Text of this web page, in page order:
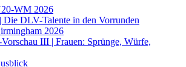
WM 2026
Die DLV-Talente in den Vorrunden
2026
III | Frauen: Sprünge, Würfe,